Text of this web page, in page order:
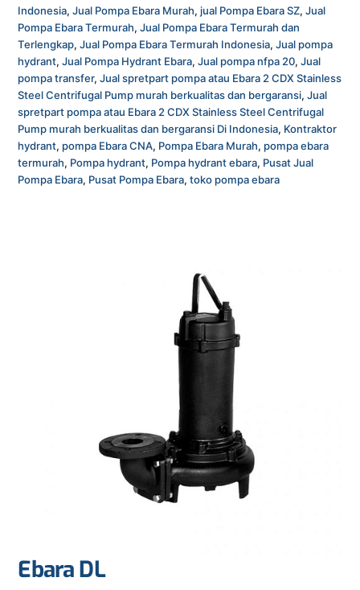
Indonesia,Jual Pompa Ebara Murah, jual Pompa Ebara SZ,Jual
Pompa Ebara Termurah,Jual Pompa Ebara Termurah dan
Terlengkap,Jual Pompa Ebara Termurah Indonesia,Jual pompa
hydrant,Jual Pompa Hydrant Ebara,Jual pompa nfpa 20,Jual
pompa transfer,Jual spretpart pompa atau Ebara 2 CDX Stainless
Steel Centrifugal Pump murah berkualitas dan bergaransi,Jual
spretpart pompa atau Ebara 2 CDX Stainless Steel Centrifugal
Pump murah berkualitas dan bergaransi Di Indonesia, Kontraktor
hydrant, pompa Ebara CNA, Pompa Ebara Murah, pompa ebara
termurah, Pompa hydrant, Pompa hydrant ebara, Pusat Jual
Pompa Ebara, Pusat Pompa Ebara,toko pompa ebara
Ebara DL